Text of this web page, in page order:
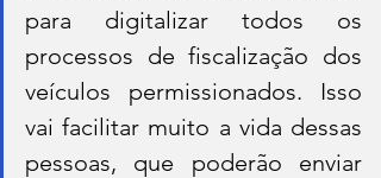
para digitalizar todos os
processos de fiscalização dos
veículos permissionados. Isso
vai facilitar muito a vida dessas
pessoas, que poderão enviar